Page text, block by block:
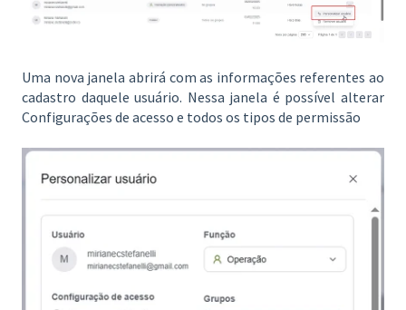
Uma nova janela abrirá com as informações referentes ao
cadastro daquele usuário. Nessa janela é possível alterar
Configurações de acesso e todos os tipos de permissão